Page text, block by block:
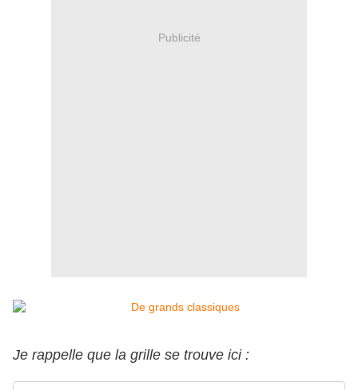
Publicité
Je rappelle que la grille se trouve ici :